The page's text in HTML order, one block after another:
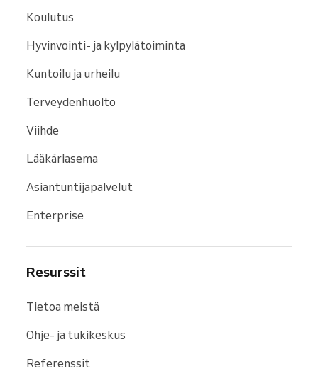
Koulutus
Hyvinvointi- ja kylpylätoiminta
Kuntoilu ja urheilu
Terveydenhuolto
Viihde
Lääkäriasema
Asiantuntijapalvelut
Enterprise
Resurssit
Tietoa meistä
Ohje- ja tukikeskus
Referenssit